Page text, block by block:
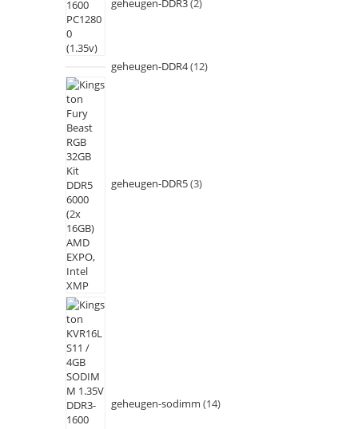
geheugen-DDR3 2
geheugen-DDR4 12
geheugen-DDR5 3
geheugen-sodimm 14